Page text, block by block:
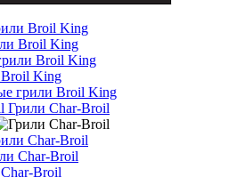
Broil King
Broil King
Broil King
Broil King
грили Broil King
Грили Char-Broil
Char-Broil
Char-Broil
Broil